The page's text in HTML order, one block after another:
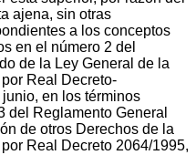
ajena, sin otras
a los conceptos
en el número 2 del
de la Ley General de la
Real Decreto-
en los términos
del Reglamento General
de otros Derechos de la
Real Decreto 2064/1995,